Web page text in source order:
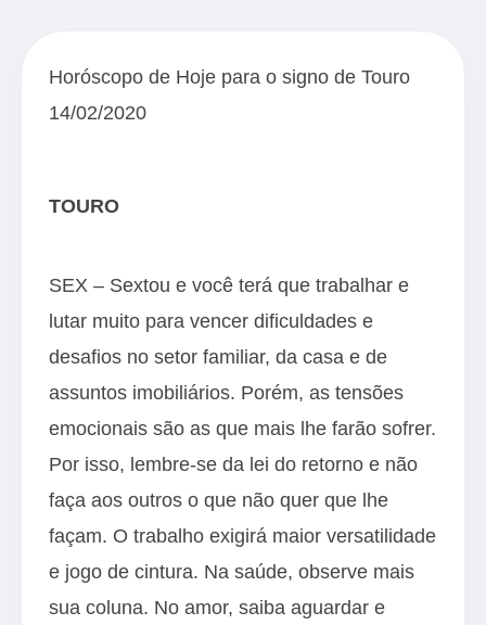
Horóscopo de Hoje para o signo de Touro
14/02/2020
TOURO
SEX – Sextou e você terá que trabalhar e
lutar muito para vencer dificuldades e
desafios no setor familiar, da casa e de
assuntos imobiliários. Porém, as tensões
emocionais são as que mais lhe farão sofrer.
Por isso, lembre-se da lei do retorno e não
faça aos outros o que não quer que lhe
façam. O trabalho exigirá maior versatilidade
e jogo de cintura. Na saúde, observe mais
sua coluna. No amor, saiba aguardar e